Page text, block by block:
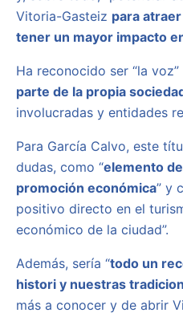
Vitoria-Gasteiz para
tener un mayor impacto
Ha reconocido ser “la
parte de la propia
involucradas y entidades
Para García Calvo, este
dudas, como “elemento
promoción económica” y
positivo directo en el
económico de la ciudad”.
Además, sería “todo un
histori y nuestras
más a conocer y de abrir